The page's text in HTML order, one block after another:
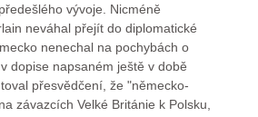
vývoje. Nicméně
neváhal přejít do diplomatické
nenechal na pochybách o
dopise napsaném ještě v době
přesvědčení, že "německo-
závazcích Velké Británie k Polsku,